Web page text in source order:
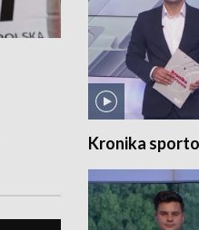
Kronika